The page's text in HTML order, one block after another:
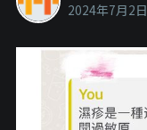
2024年7月2日